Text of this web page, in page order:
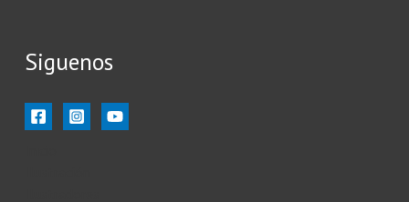
Siguenos